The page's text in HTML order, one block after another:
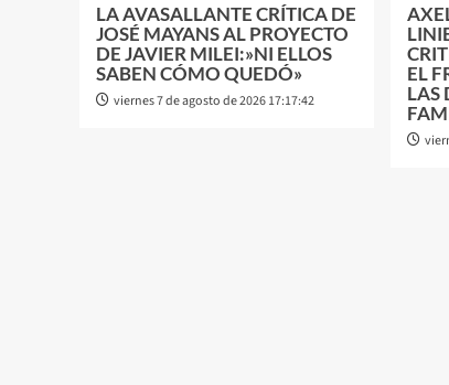
LA AVASALLANTE CRÍTICA DE
JOSÉ MAYANS AL PROYECTO
DE JAVIER MILEI:»NI ELLOS
SABEN CÓMO QUEDÓ»
viernes 7 de agosto de 2026 17:17:42
EL
LAS